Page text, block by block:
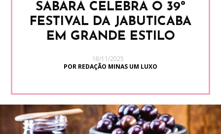
SABARÁ CELEBRA O 39º
FESTIVAL DA JABUTICABA
EM GRANDE ESTILO
18/11/2025
POR REDAÇÃO MINAS UM LUXO